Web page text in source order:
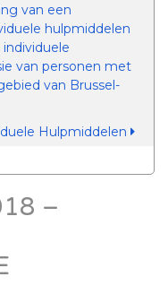
van een
hulpmiddelen
van personen met
van Brussel-
Hulpmiddelen
–